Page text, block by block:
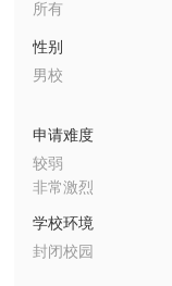
所有
性别
男校
申请难度
较弱
非常激烈
学校环境
封闭校园